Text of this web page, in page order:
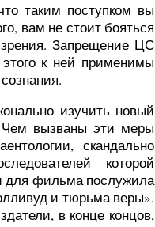
таким поступком вы
вам не стоит бояться
зрения. Запрещение ЦС
к ней применимы
изучить новый
Чем вызваны эти меры
скандально
которой
для фильма послужила
и тюрьма веры».
в конце концов,